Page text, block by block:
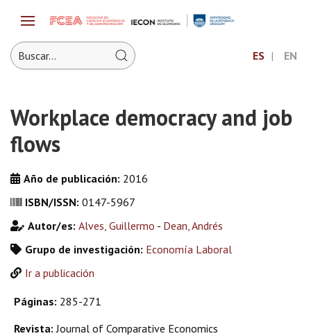
ES EN
Workplace democracy and job
flows
Año de publicación: 2016
ISBN/ISSN: 0147-5967
Autor/es: Alves, Guillermo - Dean, Andrés
Grupo de investigación: Economía Laboral
Ir a publicación
Páginas: 285-271
Revista:Journal of Comparative Economics